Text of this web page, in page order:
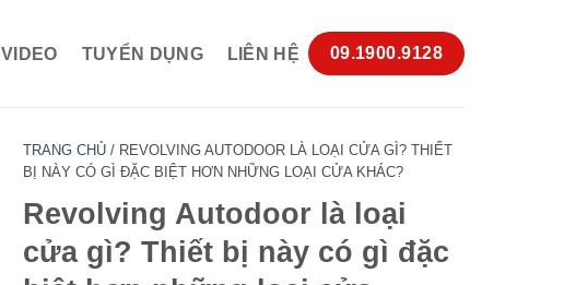
VIDEO TUYỂN DỤNG LIÊN HỆ 09.1900.9128
TRANG CHỦ/ REVOLVING AUTODOOR LÀ LOẠI CỬA GÌ? THIẾT
BỊ NÀY CÓ GÌ ĐẶC BIỆT HƠN NHỮNG LOẠI CỬA KHÁC?
Revolving Autodoor là loại
cửa gì? Thiết bị này có gì đặc